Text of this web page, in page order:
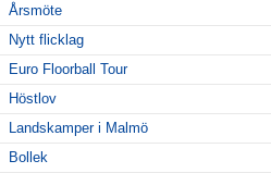
Årsmöte
Nytt flicklag
Euro Floorball Tour
Höstlov
Landskamper i Malmö
Bollek